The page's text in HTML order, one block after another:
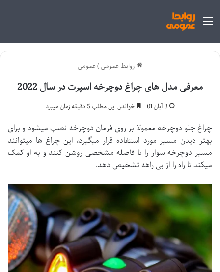
منو
روابط عمومی)عمومی
معرفی مدل های چراغ دوچرخه اسپرت در سال 2022
3 آبان 01 خواندن این مطلب 5 دقیقه زمان میبرد
چراغ جلو دوچرخه معمولا بر روی فرمان دوچرخه نصب میشود و برای
بهتر دیدن مسیر مورد استفاده قرار میگیرد، این چراغ ها میتوانند
مسیر دوچرخه سوار را تا فاصله مشخصی روشن کنند و به او کمک
میکند تا راه را از بی راهه تشخیص دهد.